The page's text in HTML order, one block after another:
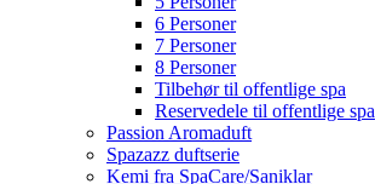
6 Personer
7 Personer
8 Personer
Tilbehør til offentlige spa
Reservedele til offentlige spa
Passion Aromaduft
Spazazz duftserie
Kemi fra SpaCare/Saniklar